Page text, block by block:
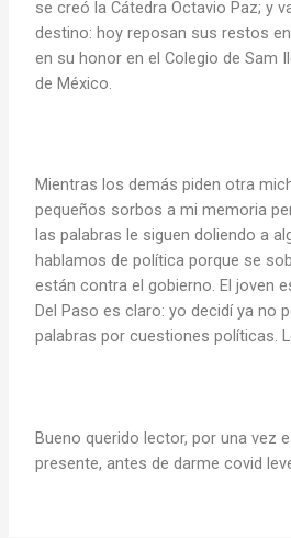
se creó la Cátedra Octavio Paz; y
destino: hoy reposan sus restos
en su honor en el Colegio de Sam
de México.
Mientras los demás piden otra
pequeños sorbos a mi memoria
las palabras le siguen doliendo a
hablamos de política porque se
están contra el gobierno. El joven
Del Paso es claro: yo decidí ya no
palabras por cuestiones políticas.
Bueno querido lector, por una vez
presente, antes de darme covid